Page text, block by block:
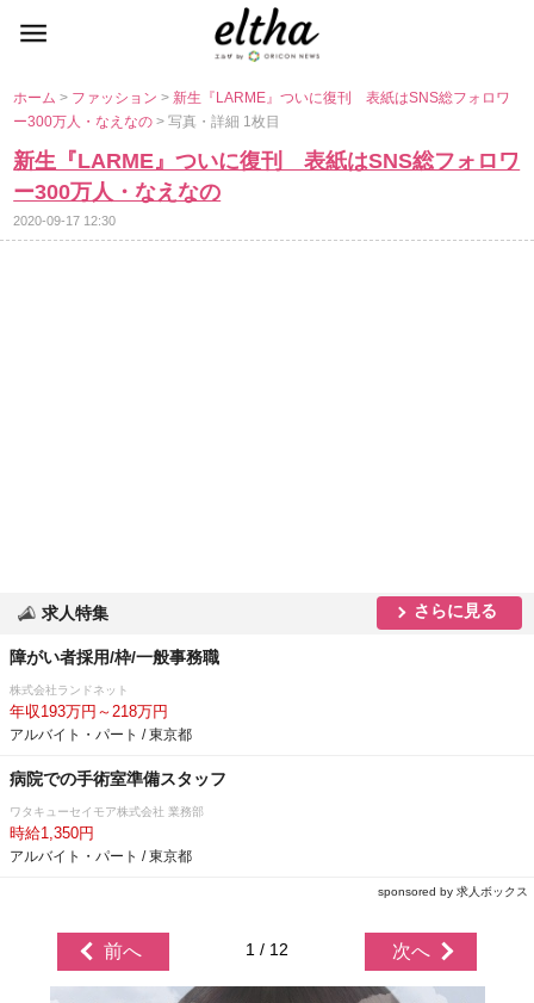
ホーム> ファッション> 新生『LARME』ついに復刊 表紙はSNS総フォロワ
ー300万人・なえなの> 写真・詳細 1枚目
新生『LARME』ついに復刊 表紙はSNS総フォロワ
ー300万人・なえなの
2020-09-17 12:30
求人特集 さらに見る
障がい者採用/枠/一般事務職
株式会社ランドネット
年収193万円～218万円
アルバイト・パート / 東京都
病院での手術室準備スタッフ
ワタキューセイモア株式会社 業務部
時給1,350円
アルバイト・パート / 東京都
sponsored by 求人ボックス
前へ 1 / 12 次へ